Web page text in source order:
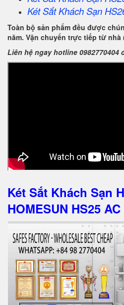
Két Sắt Khách Sạn
Toàn bộ sản phẩm đều được
năm. Vận chuyển trực tiếp từ nhà
Liên hệ ngay hotline 0982770404
Két Sắt Khách Sạn
HOMESUN HS25 AC